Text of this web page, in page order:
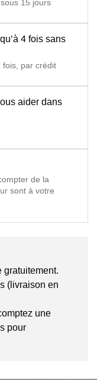
15 jours
4 fois sans
fois, par crédit
aider dans
de la
sont à votre
gratuitement.
(livraison en
une
pour
les ateliers